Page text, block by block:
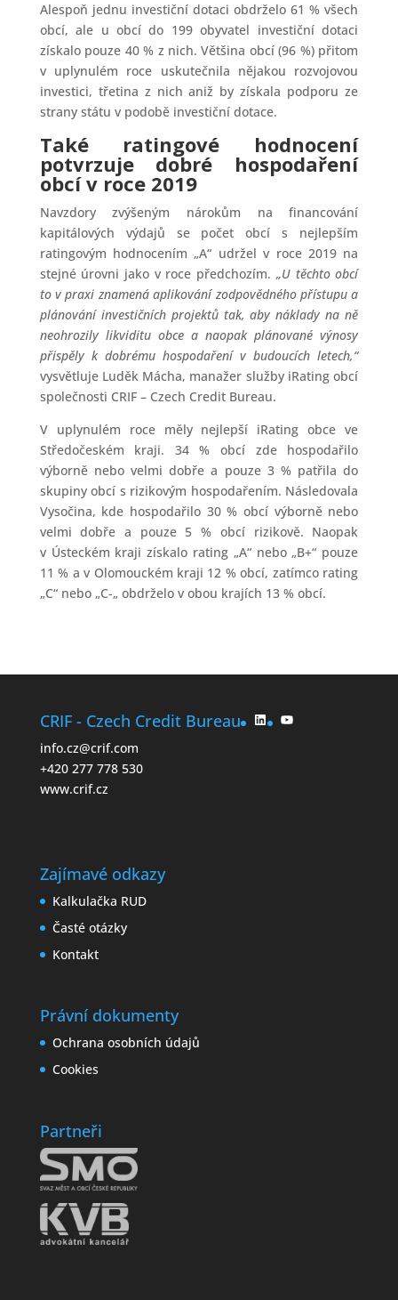
Alespoň jednu investiční dotaci obdrželo 61 % všech
obcí, ale u obcí do 199 obyvatel investiční dotaci
získalo pouze 40 % z nich. Většina obcí (96 %) přitom
v uplynulém roce uskutečnila nějakou rozvojovou
investici, třetina z nich aniž by získala podporu ze
strany státu v podobě investiční dotace.
Také ratingové hodnocení
potvrzuje dobré hospodaření
obcí v roce 2019
Navzdory zvýšeným nárokům na financování
kapitálových výdajů se počet obcí s nejlepším
ratingovým hodnocením „A“ udržel v roce 2019 na
stejné úrovni jako v roce předchozím. „U těchto obcí
to v praxi znamená aplikování zodpovědného přístupu a
plánování investičních projektů tak, aby náklady na ně
neohrozily likviditu obce a naopak plánované výnosy
přispěly k dobrému hospodaření v budoucích letech,“
vysvětluje Luděk Mácha, manažer služby iRating obcí
společnosti CRIF – Czech Credit Bureau.
V uplynulém roce měly nejlepší iRating obce ve
Středočeském kraji. 34 % obcí zde hospodařilo
výborně nebo velmi dobře a pouze 3 % patřila do
skupiny obcí s rizikovým hospodařením. Následovala
Vysočina, kde hospodařilo 30 % obcí výborně nebo
velmi dobře a pouze 5 % obcí rizikově. Naopak
v Ústeckém kraji získalo rating „A“ nebo „B+“ pouze
11 % a v Olomouckém kraji 12 % obcí, zatímco rating
„C“ nebo „C-„ obdrželo v obou krajích 13 % obcí.
CRIF - Czech Credit Bureau
info.cz@crif.com
+420 277 778 530
www.crif.cz
LinkedIn YouTube
Zajímavé odkazy
Kalkulačka RUD
Časté otázky
Kontakt
Právní dokumenty
Ochrana osobních údajů
Cookies
Partneři